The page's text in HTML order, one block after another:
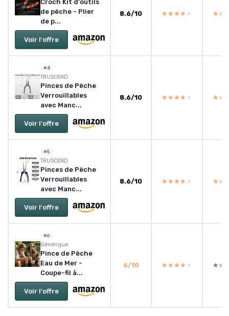
Croch Kit d'outils
de pêche - Plier
de p...
Voir l'offre
8.6/10 ★★★★★
★★★★★
#4
TRUSCEND
Pinces de Pêche
Verrouillables
avec Manc...
Voir l'offre
8.6/10 ★★★★★
★★★★★
#5
TRUSCEND
Pinces de Pêche
Verrouillables
avec Manc...
Voir l'offre
8.6/10 ★★★★★
★★★★★
#6
Générique
Pince de Pêche
Eau de Mer -
Coupe-fil à...
Voir l'offre
6/10 ★★★★★
★★★★★